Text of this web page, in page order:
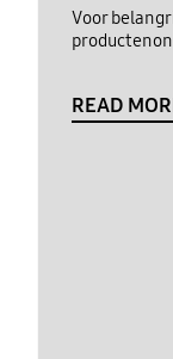
Voor
READ